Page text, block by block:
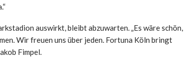
auswirkt, bleibt abzuwarten. „Es wäre schön,
Wir freuen uns über jeden. Fortuna Köln bringt
Fimpel.